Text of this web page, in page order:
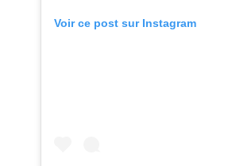
Voir ce post sur Instagram